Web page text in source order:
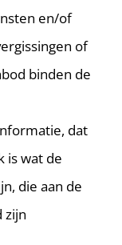
en/of
of
binden de
dat
is wat de
die aan de
zijn